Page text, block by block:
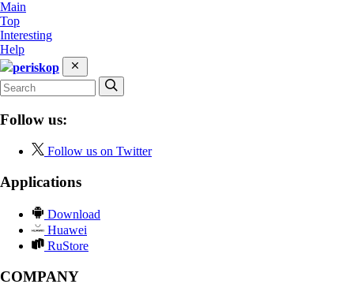
Main
Top
Interesting
Help
periskop
Follow us:
Follow us on Twitter
Applications
Download
Huawei
RuStore
COMPANY